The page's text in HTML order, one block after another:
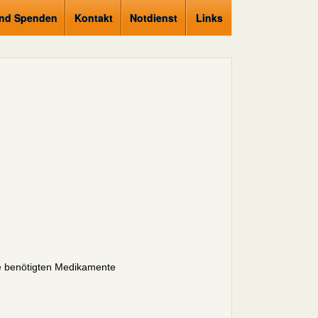
Spenden Kontakt Notdienst Links
benötigten Medikamente